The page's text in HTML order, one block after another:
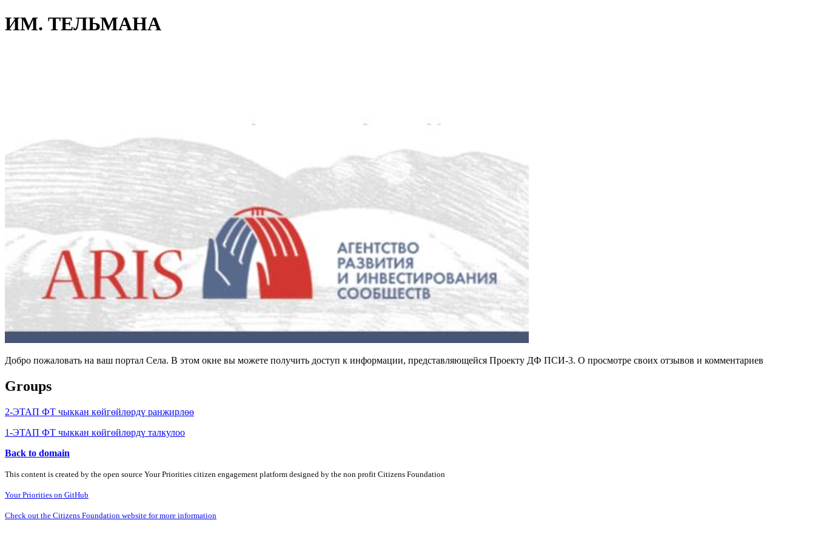
ИМ. ТЕЛЬМАНА
Добро пожаловать на ваш портал Села. В этом окне вы можете получить доступ к информации, представляющейся Проекту ДФ ПСИ-3. О просмотре своих отзывов и комментариев
Groups
2-ЭТАП ФТ чыккан көйгөйлөрдү ранжирлөө
1-ЭТАП ФТ чыккан көйгөйлөрдү талкулоо
Back to domain
This content is created by the open source Your Priorities citizen engagement platform designed by the non profit Citizens Foundation
Your Priorities on GitHub
Check out the Citizens Foundation website for more information